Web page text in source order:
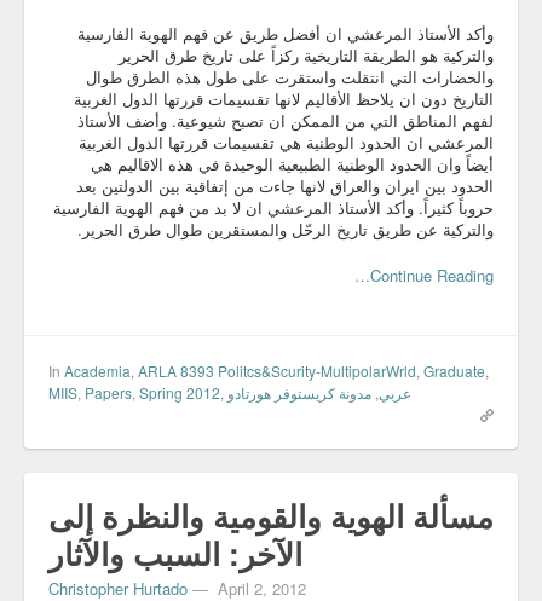
وأكد الأستاذ المرعشي ان أفضل طريق عن فهم الهوية الفارسية
والتركية هو الطريقة التاريخية ركزاً على تاريخ طرق الحرير
والحضارات التي انتقلت واستقرت على طول هذه الطرق طوال
التاريخ دون ان يلاحظ الأقاليم لانها تقسيمات قررتها الدول الغربية
لفهم المناطق التي من الممكن ان تصبح شيوعية. وأضف الأستاذ
المرعشي ان الحدود الوطنية هي تقسيمات قررتها الدول الغربية
أيضاً وان الحدود الوطنية الطبيعية الوحيدة في هذه الاقاليم هي
الحدود بين ايران والعراق لانها جاءت من إتفاقية بين الدولتين بعد
حروباً كثيراً. وأكد الأستاذ المرعشي ان لا بد من فهم الهوية الفارسية
والتركية عن طريق تاريخ الرحّل والمستقرين طوال طرق الحرير.
Continue Reading…
In Academia, ARLA 8393 Politcs&Scurity-MultipolarWrld, Graduate,
MIIS, Papers, Spring 2012, عربي, مدونة كريستوفر هورتادو
مسألة الهوية والقومية والنظرة إلى
الآخر: السبب والآثار
Christopher Hurtado — April 2, 2012